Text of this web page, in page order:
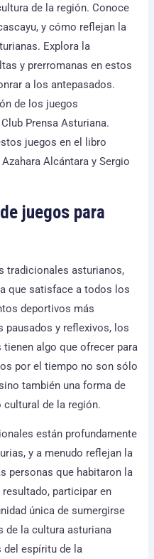
de la región. Conoce
y cómo reflejan la
Explora la
y prerromanas en estos
a los antepasados.
de los juegos
Prensa Asturiana.
juegos en el libro
Alcántara y Sergio
juegos para
tradicionales asturianos,
que satisface a todos los
deportivos más
pausados y reflexivos, los
algo que ofrecer para
por el tiempo no son sólo
también una forma de
de la región.
están profundamente
y a menudo reflejan la
personas que habitaron la
participar en
única de sumergirse
de la cultura asturiana
del espíritu de la